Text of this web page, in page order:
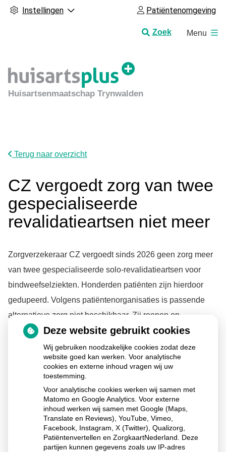
Instellingen Patiëntenomgeving
Zoek
Huisartsenmaatschap Trynwalden
Menu
Terug naar overzicht
CZ vergoedt zorg van twee
gespecialiseerde
revalidatieartsen niet meer
Zorgverzekeraar CZ vergoedt sinds 2026 geen zorg meer
van twee gespecialiseerde solo-revalidatieartsen voor
bindweefselziekten. Honderden patiënten zijn hierdoor
gedupeerd. Volgens patiëntenorganisaties is passende
alternatieve zorg niet beschikbaar. Zij roepen op
meldingen te doen bij de Nederlandse Zorgautoriteit.
Lees het hele artikel op:
Publicatiedatum:20-01-2026
Deze website gebruikt cookies
Wij gebruiken noodzakelijke cookies zodat deze
website goed kan werken. Voor analytische
cookies en externe inhoud vragen wij uw
toestemming.
Voor analytische cookies werken wij samen met
Matomo en Google Analytics. Voor externe
inhoud werken wij samen met Google (Maps,
Translate en Reviews), YouTube, Vimeo,
Facebook, Instagram, X (Twitter), Qualizorg,
Patiëntenvertellen en ZorgkaartNederland. Deze
partijen kunnen gegevens zoals uw IP-adres